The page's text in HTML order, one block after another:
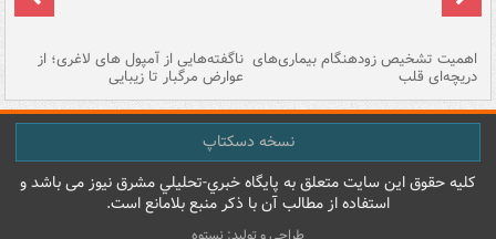
اهمیت تشخیص زودهنگام بیماری‌های
دریچه‌ای قلب
ناگفته‌هایی از آمپول های لاغری؛ از
عوارض مرگبار تا زیبایی
نسخه دسکتاپ
کليه حقوق اين سايت متعلق به پایگاه خبري-تحليلي مشرق نيوز می باشد و
استفاده از مطالب آن با ذکر منبع بلامانع است.